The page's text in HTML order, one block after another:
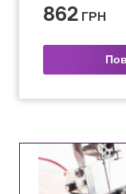
862 ГРН